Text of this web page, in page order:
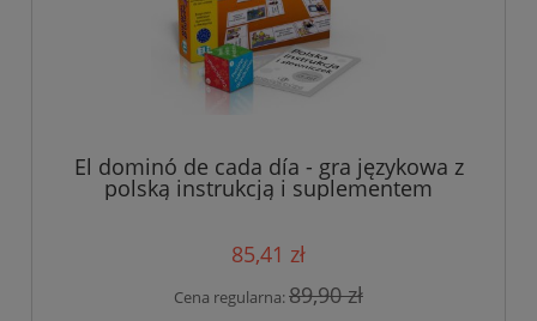
El dominó de cada día - gra językowa z
polską instrukcją i suplementem
85,41 zł
Cena regularna:89,90 zł